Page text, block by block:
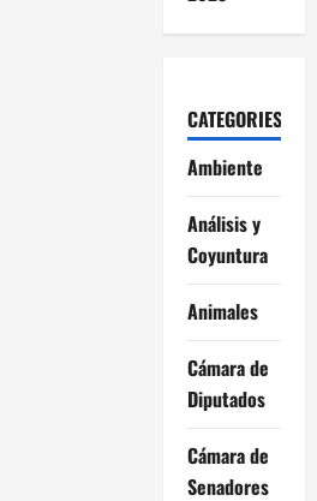
CATEGORIES
Ambiente
Análisis y
Coyuntura
Animales
Cámara de
Diputados
Cámara de
Senadores